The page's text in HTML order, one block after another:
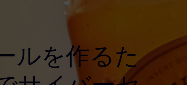
ルを作るた